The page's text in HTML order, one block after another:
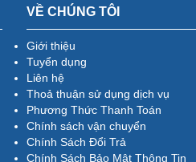
VỀ CHÚNG TÔI
Giới thiệu
Tuyển dụng
Liên hệ
Thoả thuận sử dụng dịch vụ
Phương Thức Thanh Toán
Chính sách vận chuyển
Chính Sách Đổi Trả
Chính Sách Bảo Mật Thông Tin